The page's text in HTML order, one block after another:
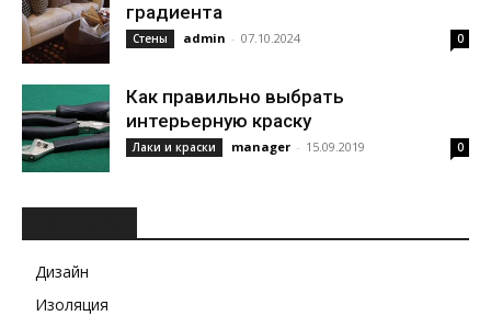
градиента
Стены admin - 07.10.2024 0
Как правильно выбрать
интерьерную краску
Лаки и краски manager - 15.09.2019 0
Дизайн
Изоляция